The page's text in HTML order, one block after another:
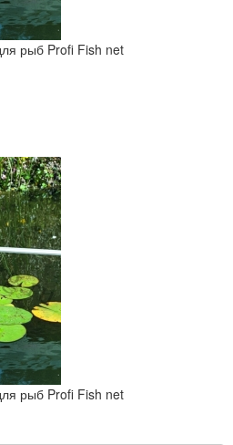
рыб Profi Fish net
рыб Profi Fish net